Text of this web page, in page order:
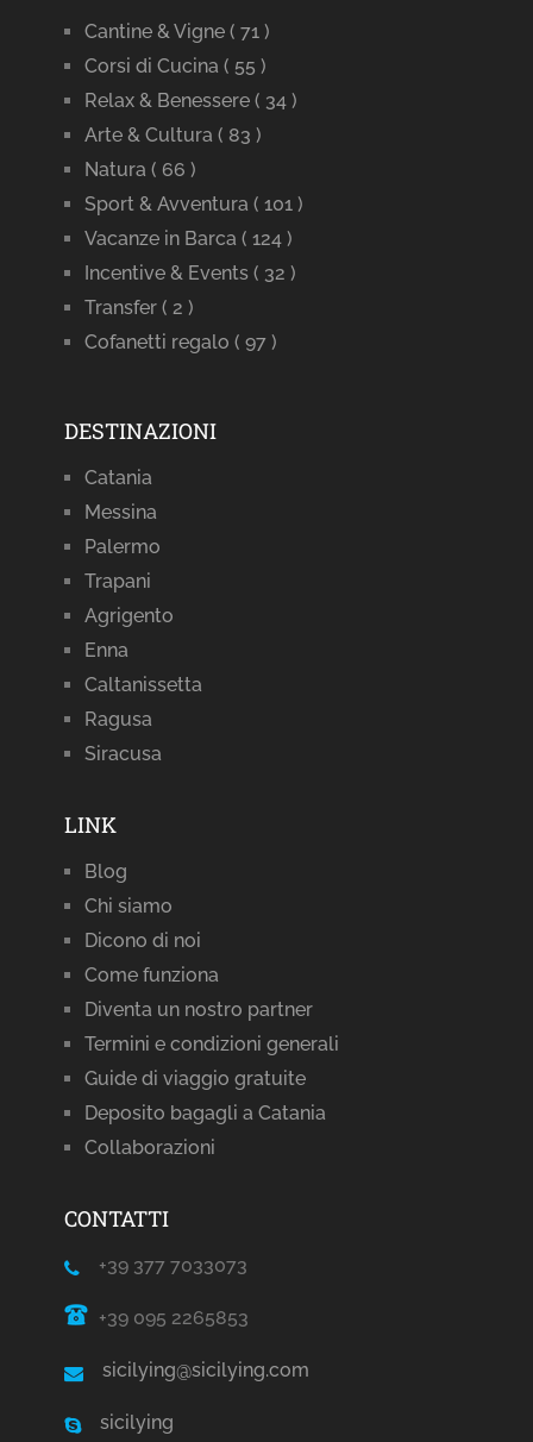
Cantine & Vigne ( 71 )
Corsi di Cucina ( 55 )
Relax & Benessere ( 34 )
Arte & Cultura ( 83 )
Natura ( 66 )
Sport & Avventura ( 101 )
Vacanze in Barca ( 124 )
Incentive & Events ( 32 )
Transfer ( 2 )
Cofanetti regalo ( 97 )
DESTINAZIONI
Catania
Messina
Palermo
Trapani
Agrigento
Enna
Caltanissetta
Ragusa
Siracusa
LINK
Blog
Chi siamo
Dicono di noi
Come funziona
Diventa un nostro partner
Termini e condizioni generali
Guide di viaggio gratuite
Deposito bagagli a Catania
Collaborazioni
CONTATTI
+39 377 7033073
+39 095 2265853
sicilying@sicilying.com
sicilying